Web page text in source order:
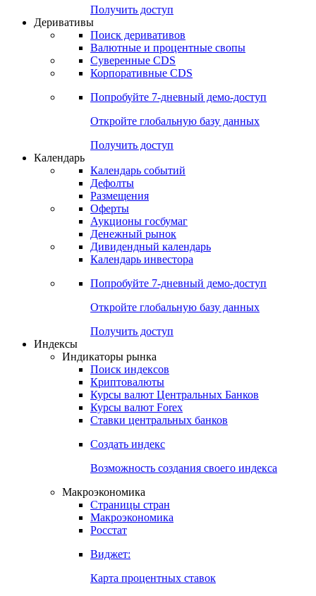
Получить доступ
Деривативы
Поиск деривативов
Валютные и процентные свопы
Суверенные CDS
Корпоративные CDS
Попробуйте 7-дневный демо-доступ
Откройте глобальную базу данных
Получить доступ
Календарь
Календарь событий
Дефолты
Размещения
Оферты
Аукционы госбумаг
Денежный рынок
Дивидендный календарь
Календарь инвестора
Попробуйте 7-дневный демо-доступ
Откройте глобальную базу данных
Получить доступ
Индексы
Индикаторы рынка
Поиск индексов
Криптовалюты
Курсы валют Центральных Банков
Курсы валют Forex
Ставки центральных банков
Создать индекс
Возможность создания своего индекса
Макроэкономика
Страницы стран
Макроэкономика
Росстат
Виджет:
Карта процентных ставок